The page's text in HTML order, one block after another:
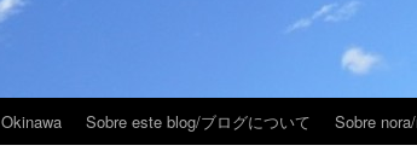
Okinawa Sobre este blog/ブログについて Sobre